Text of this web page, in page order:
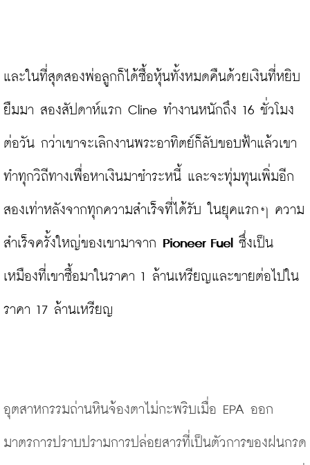
และในที่สุดสองพ่อลูกก็ได้ซื้อหุ้นทั้งหมดคืนด้วยเงินที่หยิบ
ยืมมา สองสัปดาห์แรก Cline ทำงานหนักถึง 16 ชั่วโมง
ต่อวัน กว่าเขาจะเลิกงานพระอาทิตย์ก็ลับขอบฟ้าแล้วเขา
ทำทุกวิถีทางเพื่อหาเงินมาชำระหนี้ และจะทุ่มทุนเพิ่มอีก
สองเท่าหลังจากทุกความสำเร็จที่ได้รับ ในยุคแรกๆ ความ
สำเร็จครั้งใหญ่ของเขามาจาก Pioneer Fuel ซึ่งเป็น
เหมืองที่เขาซื้อมาในราคา 1 ล้านเหรียญและขายต่อไปใน
ราคา 17 ล้านเหรียญ
อุตสาหกรรมถ่านหินจ้องตาไม่กะพริบเมื่อ EPA ออก
มาตรการปราบปรามการปล่อยสารที่เป็นตัวการของฝนกรด